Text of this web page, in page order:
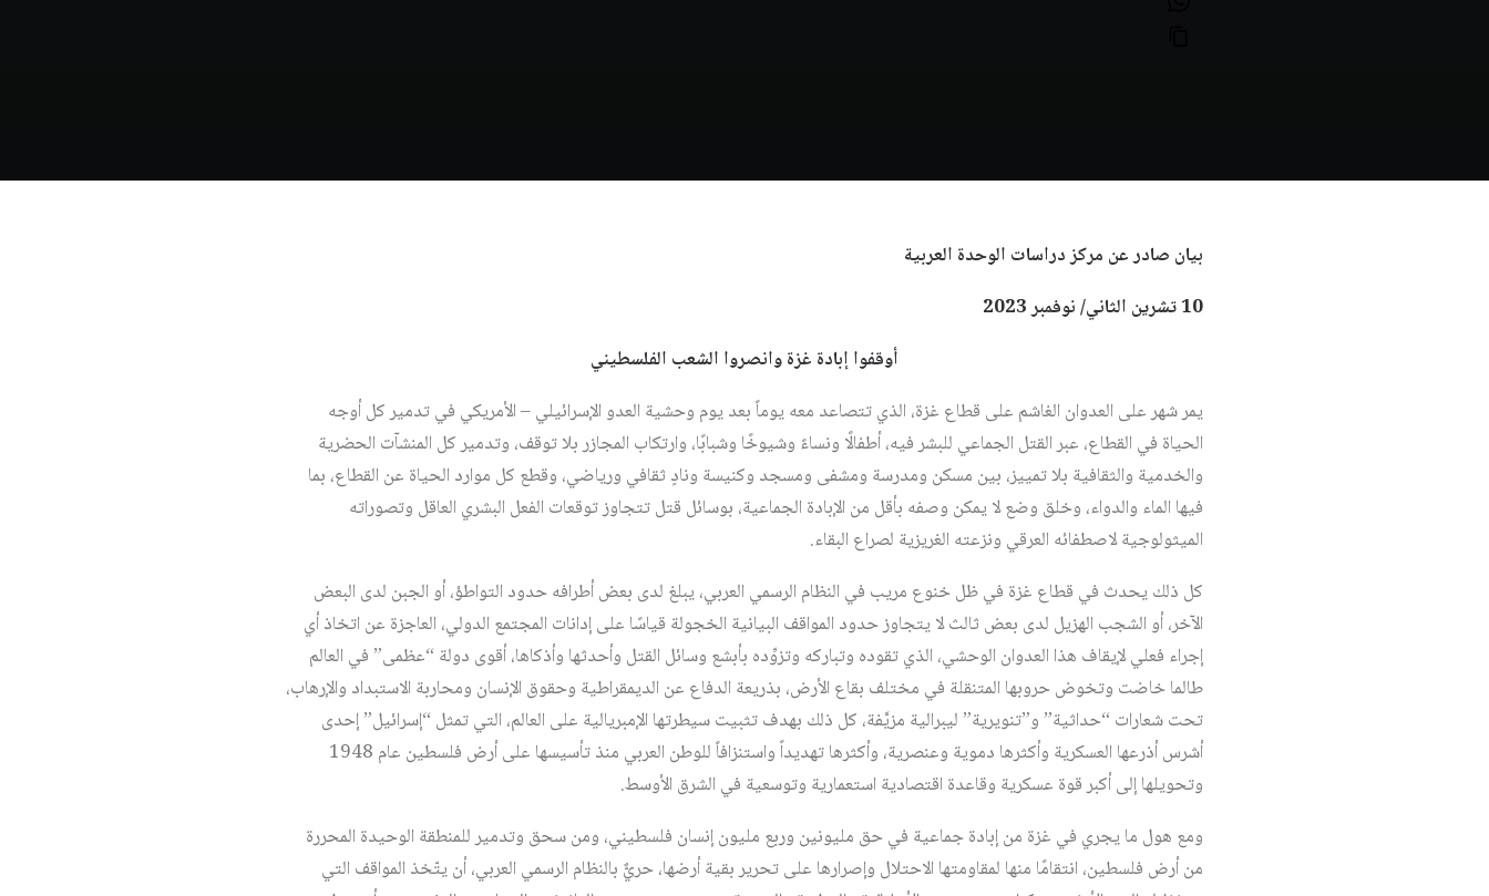
بيان صادر عن مركز دراسات الوحدة العربية
10 تشرين الثاني/ نوفمبر 2023
أوقفوا إبادة غزة وانصروا الشعب الفلسطيني
يمر شهر على العدوان الغاشم على قطاع غزة، الذي تتصاعد معه يوماً بعد يوم وحشية العدو الإسرائيلي – الأمريكي في تدمير كل أوجه
الحياة في القطاع، عبر القتل الجماعي للبشر فيه، أطفالًا ونساءً وشيوخًا وشبابًا، وارتكاب المجازر بلا توقف، وتدمير كل المنشآت الحضرية
والخدمية والثقافية بلا تمييز، بين مسكن ومدرسة ومشفى ومسجد وكنيسة ونادٍ ثقافي ورياضي، وقطع كل موارد الحياة عن القطاع، بما
فيها الماء والدواء، وخلق وضع لا يمكن وصفه بأقل من الإبادة الجماعية، بوسائل قتل تتجاوز توقعات الفعل البشري العاقل وتصوراته
الميثولوجية لاصطفائه العرقي ونزعته الغريزية لصراع البقاء.
كل ذلك يحدث في قطاع غزة في ظل خنوع مريب في النظام الرسمي العربي، يبلغ لدى بعض أطرافه حدود التواطؤ، أو الجبن لدى البعض
الآخر، أو الشجب الهزيل لدى بعض ثالث لا يتجاوز حدود المواقف البيانية الخجولة قياسًا على إدانات المجتمع الدولي، العاجزة عن اتخاذ أي
إجراء فعلي لإيقاف هذا العدوان الوحشي، الذي تقوده وتباركه وتزوِّده بأبشع وسائل القتل وأحدثها وأذكاها، أقوى دولة “عظمى” في العالم
طالما خاضت وتخوض حروبها المتنقلة في مختلف بقاع الأرض، بذريعة الدفاع عن الديمقراطية وحقوق الإنسان ومحاربة الاستبداد والإرهاب،
تحت شعارات “حداثية” و”تنويرية” ليبرالية مزيَّفة، كل ذلك بهدف تثبيت سيطرتها الإمبريالية على العالم، التي تمثل “إسرائيل” إحدى
أشرس أذرعها العسكرية وأكثرها دموية وعنصرية، وأكثرها تهديداً واستنزافاً للوطن العربي منذ تأسيسها على أرض فلسطين عام 1948
وتحويلها إلى أكبر قوة عسكرية وقاعدة اقتصادية استعمارية وتوسعية في الشرق الأوسط.
ومع هول ما يجري في غزة من إبادة جماعية في حق مليونين وربع مليون إنسان فلسطيني، ومن سحق وتدمير للمنطقة الوحيدة المحررة
من أرض فلسطين، انتقامًا منها لمقاومتها الاحتلال وإصرارها على تحرير بقية أرضها، حريٌّ بالنظام الرسمي العربي، أن يتّخذ المواقف التي